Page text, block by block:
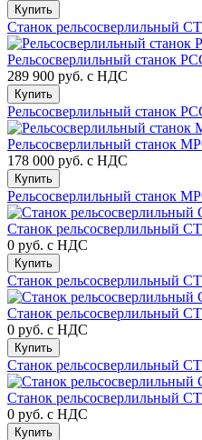
Купить
Станок рельсосверлильный
Рельсосверлильный станок
289 900 руб. с НДС
Купить
Рельсосверлильный станок
Рельсосверлильный станок
178 000 руб. с НДС
Купить
Рельсосверлильный станок
Станок рельсосверлильный
0 руб. с НДС
Купить
Станок рельсосверлильный
Станок рельсосверлильный
0 руб. с НДС
Купить
Станок рельсосверлильный
Станок рельсосверлильный
0 руб. с НДС
Купить